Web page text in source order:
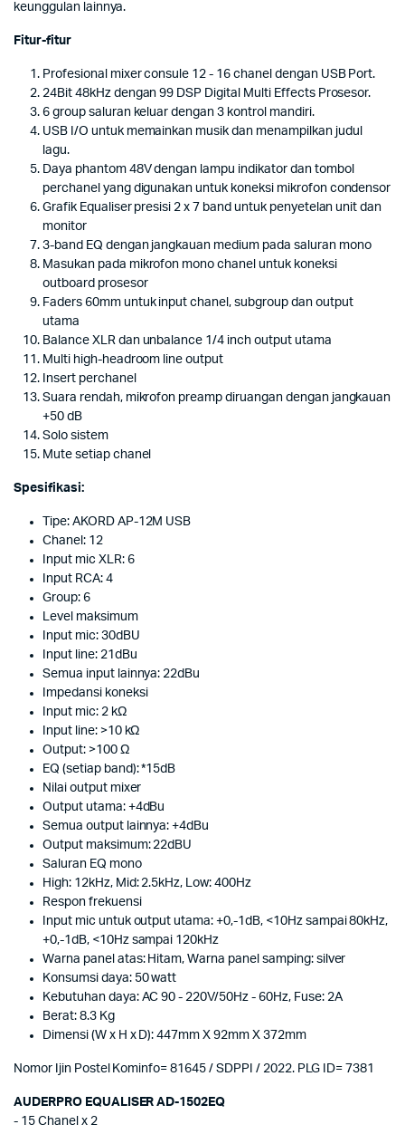
keunggulan lainnya.
Fitur-fitur
Profesional mixer consule 12 - 16 chanel dengan USB Port.
24Bit 48kHz dengan 99 DSP Digital Multi Effects Prosesor.
6 group saluran keluar dengan 3 kontrol mandiri.
USB I/O untuk memainkan musik dan menampilkan judul
lagu.
Daya phantom 48V dengan lampu indikator dan tombol
perchanel yang digunakan untuk koneksi mikrofon condensor
Grafik Equaliser presisi 2 x 7 band untuk penyetelan unit dan
monitor
3-band EQ dengan jangkauan medium pada saluran mono
Masukan pada mikrofon mono chanel untuk koneksi
outboard prosesor
Faders 60mm untuk input chanel, subgroup dan output
utama
Balance XLR dan unbalance 1/4 inch output utama
Multi high-headroom line output
Insert perchanel
Suara rendah, mikrofon preamp diruangan dengan jangkauan
+50 dB
Solo sistem
Mute setiap chanel
Spesifikasi:
Tipe: AKORD AP-12M USB
Chanel: 12
Input mic XLR: 6
Input RCA: 4
Group: 6
Level maksimum
Input mic: 30dBU
Input line: 21dBu
Semua input lainnya: 22dBu
Impedansi koneksi
Input mic: 2 kΩ
Input line: >10 kΩ
Output: >100 Ω
EQ (setiap band): *15dB
Nilai output mixer
Output utama: +4dBu
Semua output lainnya: +4dBu
Output maksimum: 22dBU
Saluran EQ mono
High: 12kHz, Mid: 2.5kHz, Low: 400Hz
Respon frekuensi
Input mic untuk output utama: +0,-1dB, <10Hz sampai 80kHz,
+0,-1dB, <10Hz sampai 120kHz
Warna panel atas: Hitam, Warna panel samping: silver
Konsumsi daya: 50 watt
Kebutuhan daya: AC 90 - 220V/50Hz - 60Hz, Fuse: 2A
Berat: 8.3 Kg
Dimensi (W x H x D): 447mm X 92mm X 372mm
Nomor Ijin Postel Kominfo= 81645 / SDPPI / 2022. PLG ID= 7381
AUDERPRO EQUALISER AD-1502EQ
- 15 Chanel x 2